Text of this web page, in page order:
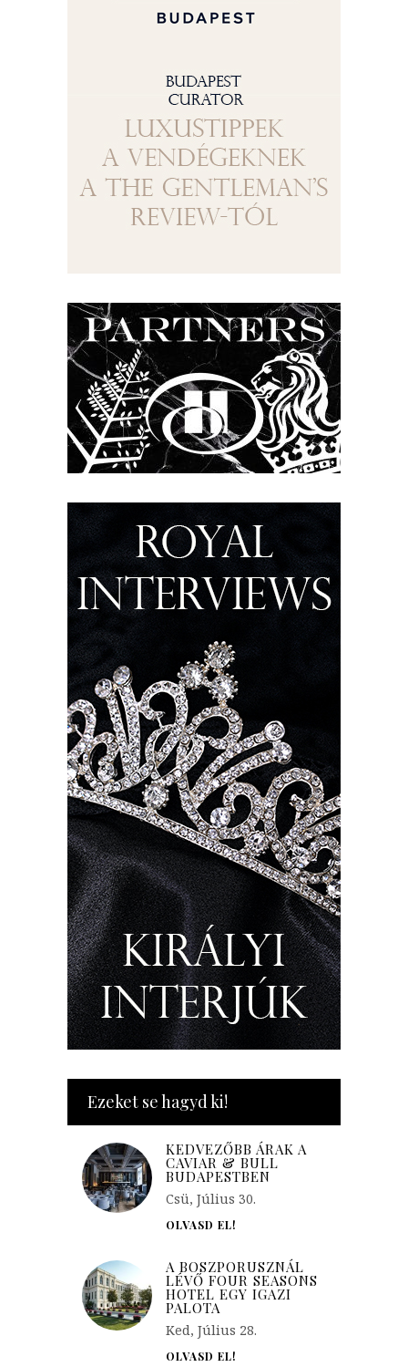
Ezeket se hagyd ki!
KEDVEZŐBB ÁRAK A
CAVIAR & BULL
BUDAPESTBEN
Csü, Július 30.
OLVASD EL!
A BOSZPORUSZNÁL
LÉVŐ FOUR SEASONS
HOTEL EGY IGAZI
PALOTA
Ked, Július 28.
OLVASD EL!